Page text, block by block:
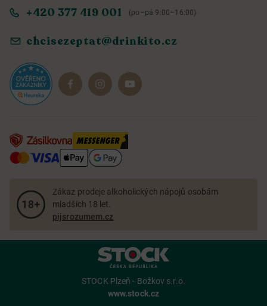
Ochrana osobních údajů
Reklamace a vrácení
Dárkové sady
+420 377 419 001 (po–pá 9:00–16:00)
chcisezeptat@drinkito.cz
Zákaz prodeje alkoholických nápojů osobám
mladších 18 let.
pijsrozumem.cz
STOCK Plzeň - Božkov s.r.o.
www.stock.cz